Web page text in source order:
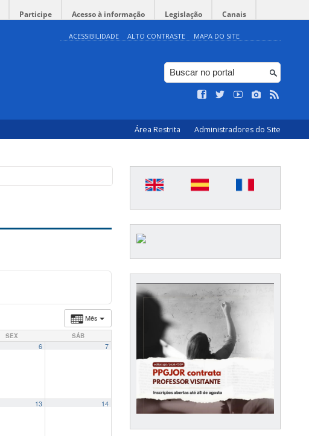
Participe Acesso à informação Legislação Canais
ACESSIBILIDADE ALTO CONTRASTE MAPA DO SITE
Área Restrita Administradores do Site
Mês
SEX SÁB
6 7
13 14